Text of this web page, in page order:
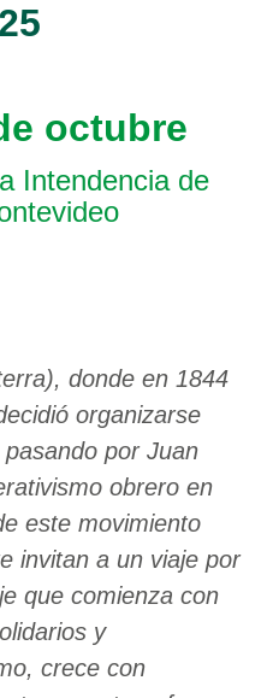
octubre
Intendencia de
donde en 1844
organizarse
por Juan
obrero en
este movimiento
invitan a un viaje por
que comienza con
y
crece con